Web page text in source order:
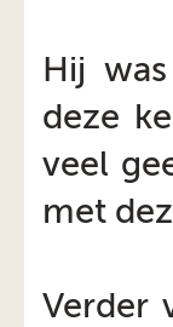
Hij
deze
veel
met
Verder